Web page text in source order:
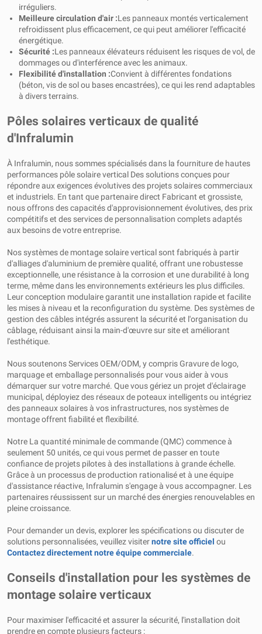
irréguliers.
Meilleure circulation d'air :Les panneaux montés verticalement
refroidissent plus efficacement, ce qui peut améliorer l'efficacité
énergétique.
Sécurité :Les panneaux élévateurs réduisent les risques de vol, de
dommages ou d'interférence avec les animaux.
Flexibilité d'installation :Convient à différentes fondations
(béton, vis de sol ou bases encastrées), ce qui les rend adaptables
à divers terrains.
Pôles solaires verticaux de qualité
d'Infralumin
À Infralumin, nous sommes spécialisés dans la fourniture de hautes
performances pôle solaire vertical Des solutions conçues pour
répondre aux exigences évolutives des projets solaires commerciaux
et industriels. En tant que partenaire direct Fabricant et grossiste,
nous offrons des capacités d'approvisionnement évolutives, des prix
compétitifs et des services de personnalisation complets adaptés
aux besoins de votre entreprise.
Nos systèmes de montage solaire vertical sont fabriqués à partir
d'alliages d'aluminium de première qualité, offrant une robustesse
exceptionnelle, une résistance à la corrosion et une durabilité à long
terme, même dans les environnements extérieurs les plus difficiles.
Leur conception modulaire garantit une installation rapide et facilite
les mises à niveau et la reconfiguration du système. Des systèmes de
gestion des câbles intégrés assurent la sécurité et l'organisation du
câblage, réduisant ainsi la main-d'œuvre sur site et améliorant
l'esthétique.
Nous soutenons Services OEM/ODM, y compris Gravure de logo,
marquage et emballage personnalisés pour vous aider à vous
démarquer sur votre marché. Que vous gériez un projet d'éclairage
municipal, déployiez des réseaux de poteaux intelligents ou intégriez
des panneaux solaires à vos infrastructures, nos systèmes de
montage offrent fiabilité et flexibilité.
Notre La quantité minimale de commande (QMC) commence à
seulement 50 unités, ce qui vous permet de passer en toute
confiance de projets pilotes à des installations à grande échelle.
Grâce à un processus de production rationalisé et à une équipe
d'assistance réactive, Infralumin s'engage à vous accompagner. Les
partenaires réussissent sur un marché des énergies renouvelables en
pleine croissance.
Pour demander un devis, explorer les spécifications ou discuter de
solutions personnalisées, veuillez visiternotre site officiel ou
Contactez directement notre équipe commerciale.
Conseils d'installation pour les systèmes de
montage solaire verticaux
Pour maximiser l'efficacité et assurer la sécurité, l'installation doit
prendre en compte plusieurs facteurs :